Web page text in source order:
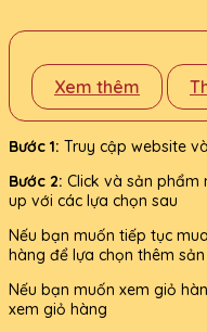
Xem thêm
Bước 1: Truy cập website
Bước 2: Click và sản phẩm
up với các lựa chọn sau
Nếu bạn muốn tiếp tục
hàng để lựa chọn thêm
Nếu bạn muốn xem giỏ
xem giỏ hàng